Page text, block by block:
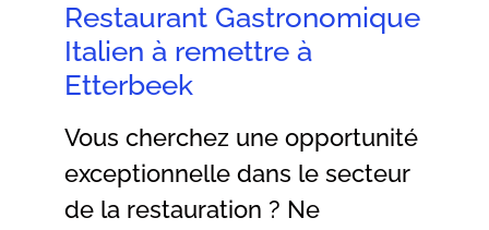
Restaurant Gastronomique
Italien à remettre à
Etterbeek
Vous cherchez une opportunité
exceptionnelle dans le secteur
de la restauration ? Ne